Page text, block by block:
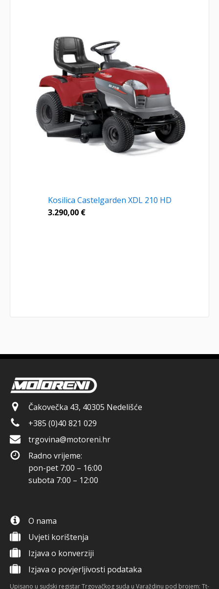
Kosilica Castelgarden XDL 210 HD
3.290,00 €
Čakovečka 43, 40305 Nedelišće
+385 (0)40 821 029
trgovina@motoreni.hr
Radno vrijeme:
pon-pet 7:00 – 16:00
subota 7:00 – 12:00
O nama
Uvjeti korištenja
Izjava o konverziji
Izjava o povjerljivosti podataka
Upisano u sudski registar Trgovačkog suda u Varaždinu pod brojem: Tt-